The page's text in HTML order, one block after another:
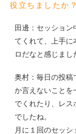
役立ちましたか？
田邊：セッション
てくれて、上手に
ロだなと感じまし
奥村：毎日の投稿
か言えないことを
でくれたり、レ
でしたね。
月に１回のセッ